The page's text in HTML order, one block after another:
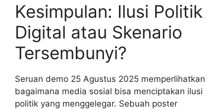
Kesimpulan: Ilusi Politik
Digital atau Skenario
Tersembunyi?
Seruan demo 25 Agustus 2025 memperlihatkan
bagaimana media sosial bisa menciptakan ilusi
politik yang menggelegar. Sebuah poster